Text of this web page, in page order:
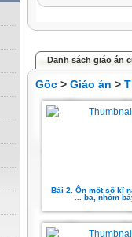
Danh sách giáo án
Gốc > Giáo án >
Bài 2. Ôn một số kĩ
... ba, nhóm